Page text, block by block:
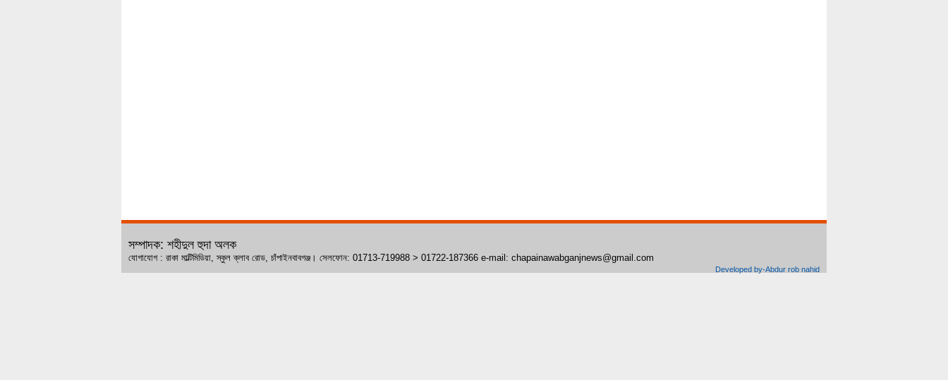
সম্পাদক: শহীদুল হুদা অলক
যোগাযোগ : রাকা মাল্টিমিডিয়া, স্কুল ক্লাব রোড, চাঁপাইনবাবগঞ্জ। সেলফোন: 01713-719988 > 01722-187366 e-mail: chapainawabganjnews@gmail.com
Developed by-Abdur rob nahid